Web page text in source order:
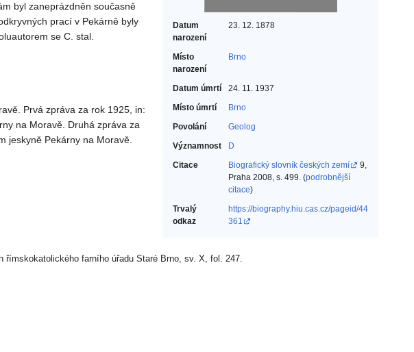
Datum
narození
23. 12. 1878
Místo
narození
Brno
Datum úmrtí
24. 11. 1937
Místo úmrtí
Brno
Povolání
Geolog‎
Významnost
D
Citace
Biografický slovník českých zemí
9,
Praha 2008, s. 499. (podrobnější
citace)
Trvalý
odkaz
https://biography.hiu.cas.cz/pageid/44
361
byl zaneprázdněn současně
prací v Pekárně byly
se C. stal.
Prvá zpráva za rok 1925, in:
na Moravě. Druhá zpráva za
jeskyně Pekárny na Moravě.
farního úřadu Staré Brno, sv. X, fol. 247.